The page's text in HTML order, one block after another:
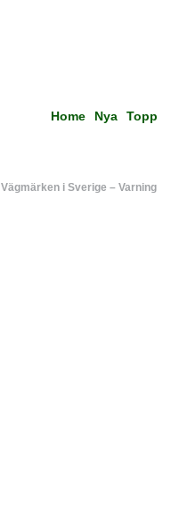
Home Nya Topp
Vägmärken i Sverige – Varning